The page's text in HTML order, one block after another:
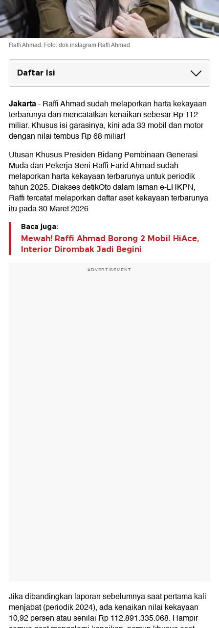
Raffi Ahmad. Foto: dok instagram Raffi Ahmad
Daftar Isi
Isi Garasi Raffi Ahmad
Jakarta-Raffi Ahmad sudah melaporkan harta kekayaan
terbarunya dan mencatatkan kenaikan sebesar Rp 112
miliar. Khusus isi garasinya, kini ada 33 mobil dan motor
dengan nilai tembus Rp 68 miliar!
Utusan Khusus Presiden Bidang Pembinaan Generasi
Muda dan Pekerja Seni Raffi Farid Ahmad sudah
melaporkan harta kekayaan terbarunya untuk periodik
tahun 2025. Diakses detikOto dalam laman e-LHKPN,
Raffi tercatat melaporkan daftar aset kekayaan terbarunya
itu pada 30 Maret 2026.
Baca juga:
Mewah! Raffi Ahmad Borong 2 Mobil HiAce,
Interior Dirombak Jadi Begini
ADVERTISEMENT
Jika dibandingkan laporan sebelumnya saat pertama kali
menjabat (periodik 2024), ada kenaikan nilai kekayaan
10,92 persen atau senilai Rp 112.891.335.068. Hampir